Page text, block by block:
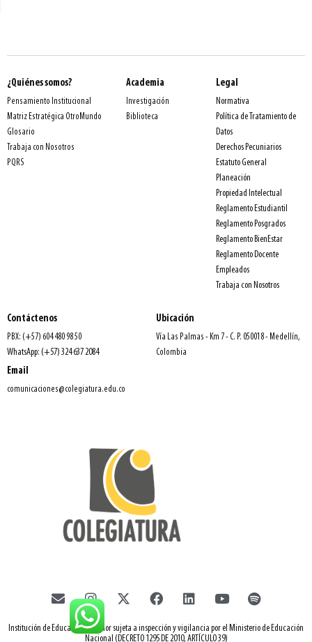
¿Quiénes somos?
Pensamiento Institucional
Matriz Estratégica OtroMundo
Glosario
Trabaja con Nosotros
PQRS
Academia
Investigación
Biblioteca
Legal
Normativa
Política de Tratamiento de
Datos
Derechos Pecuniarios
Estatuto General
Planeación
Propiedad Intelectual
Reglamento Estudiantil
Reglamento Posgrados
Reglamento BienEstar
Reglamento Docente
Empleados
Trabaja con Nosotros
Contáctenos
PBX: (+57) 604 480 98 50
WhatsApp: (+57) 324 637 2084
Email
comunicaciones@colegiatura.edu.co
Ubicación
Vía Las Palmas - Km 7 - C. P. 050018 - Medellín,
Colombia
Institución de Educación Superior sujeta a inspección y vigilancia por el Ministerio de Educación
Nacional (DECRETO 1295 DE 2010, ARTÍCULO 39)